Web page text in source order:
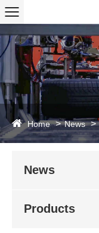
Home News
News
Products